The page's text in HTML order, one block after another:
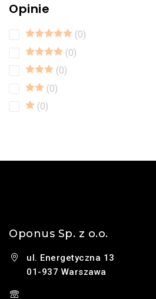
Opinie
0
0
0
0
0
Oponus Sp. z o.o.
ul. Energetyczna 13
01-937 Warszawa